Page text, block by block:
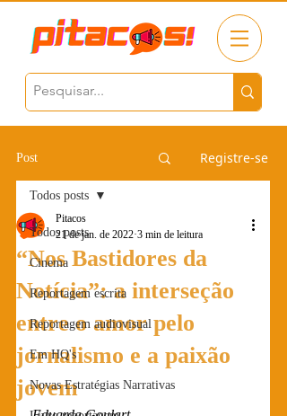
Post Registre-se
Todos posts
Cinema
Reportagem escrita
Reportagem audiovisual
Em HQ's
Novas Estratégias Narrativas
Todos posts
“Nos Bastidores da
Notícia”: a interseção
entre o amor pelo
jornalismo e a paixão
jovem
Pitacos
21 de jan. de 2022 3 min de leitura